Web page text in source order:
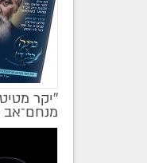
מקודם
''יקר
מנחם־אב